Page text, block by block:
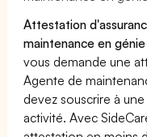
Attestation
maintenance en
vous demande une
Agente de
devez souscrire à
activité. Avec